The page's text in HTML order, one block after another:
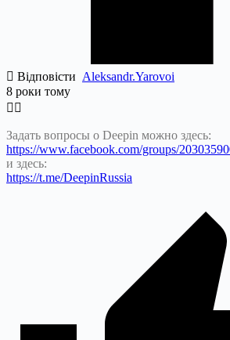
Відповісти Aleksandr.Yarovoi
8 роки тому
Задать вопросы о Deepin можно здесь:
https://www.facebook.com/groups/
и здесь:
https://t.me/DeepinRussia